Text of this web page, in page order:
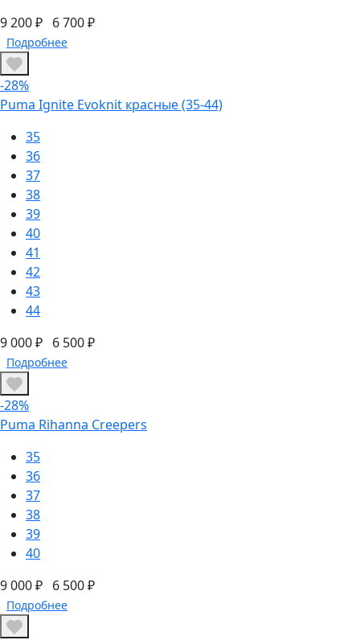
9 200 ₽ 6 700 ₽
Подробнее
-28%
Puma Ignite Evoknit красные (35-44)
35
36
37
38
39
40
41
42
43
44
9 000 ₽ 6 500 ₽
Подробнее
-28%
Puma Rihanna Creepers
35
36
37
38
39
40
9 000 ₽ 6 500 ₽
Подробнее